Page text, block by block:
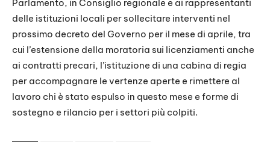
Parlamento, in Consiglio regionale e ai rappresentanti
delle istituzioni locali per sollecitare interventi nel
prossimo decreto del Governo per il mese di aprile, tra
cui l’estensione della moratoria sui licenziamenti anche
ai contratti precari, l’istituzione di una cabina di regia
per accompagnare le vertenze aperte e rimettere al
lavoro chi è stato espulso in questo mese e forme di
sostegno e rilancio per i settori più colpiti.